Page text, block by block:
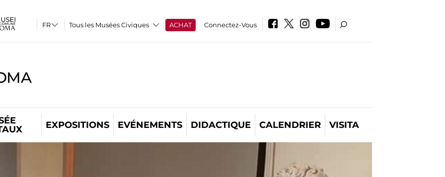
Tous les Musées Civiques ACHAT Connectez-Vous
EXPOSITIONS EVÉNEMENTS DIDACTIQUE CALENDRIER VISITA